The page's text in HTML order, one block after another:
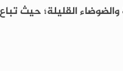
القليلة؛ حيث